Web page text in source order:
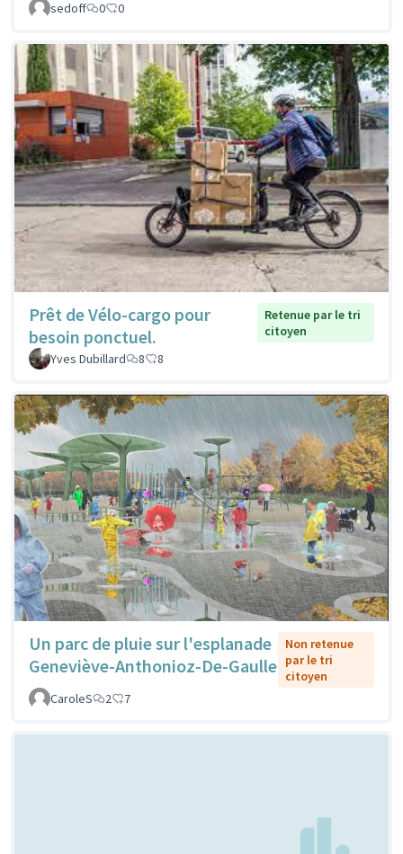
sedoff 0 0
Prêt de Vélo-cargo pour
besoin ponctuel.
Retenue par le tri
citoyen
Yves Dubillard
8 8
Un parc de pluie sur l'esplanade
Geneviève-Anthonioz-De-Gaulle
Non retenue
par le tri
citoyen
CaroleS
2 7